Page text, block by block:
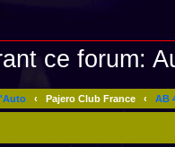
ce forum:
‹ Pajero Club France ‹ AB